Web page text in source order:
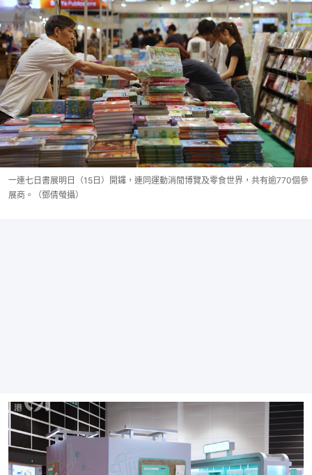
一連七日書展明日（15日）開鑼，連同運動消閒博覽及零食世界，共有逾770個參
展商。（鄧倩螢攝）